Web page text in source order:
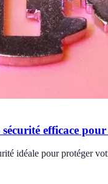
efficace
idéale pour protéger